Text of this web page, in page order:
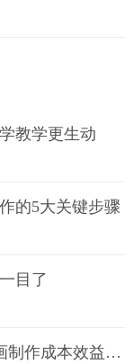
教学更生动
的5大关键步骤
目了
1分钟可能=1条命！安全培训三维动画制作成本效益深度拆解